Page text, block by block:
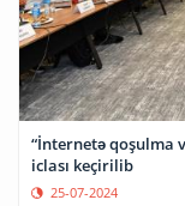
“İnternetə qoşulma
iclası keçirilib
25-07-2024